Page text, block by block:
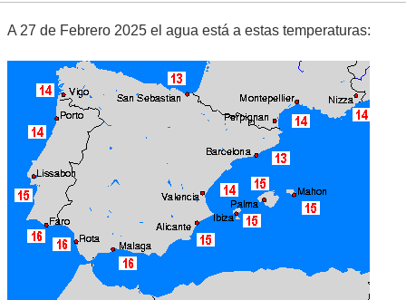
A 27 de Febrero 2025 el agua está a estas temperaturas: